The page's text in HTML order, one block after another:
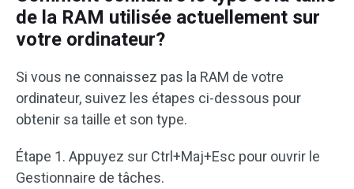
de la RAM utilisée actuellement sur
votre ordinateur?
Si vous ne connaissez pas la RAM de votre
ordinateur, suivez les étapes ci-dessous pour
obtenir sa taille et son type.
Étape 1. Appuyez sur Ctrl+Maj+Esc pour ouvrir le
Gestionnaire de tâches.